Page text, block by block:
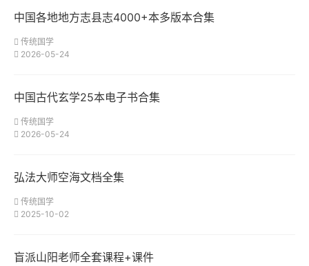
中国各地地方志县志4000+本多版本合集
传统国学
2026-05-24
中国古代玄学25本电子书合集
传统国学
2026-05-24
弘法大师空海文档全集
传统国学
2025-10-02
盲派山阳老师全套课程+课件